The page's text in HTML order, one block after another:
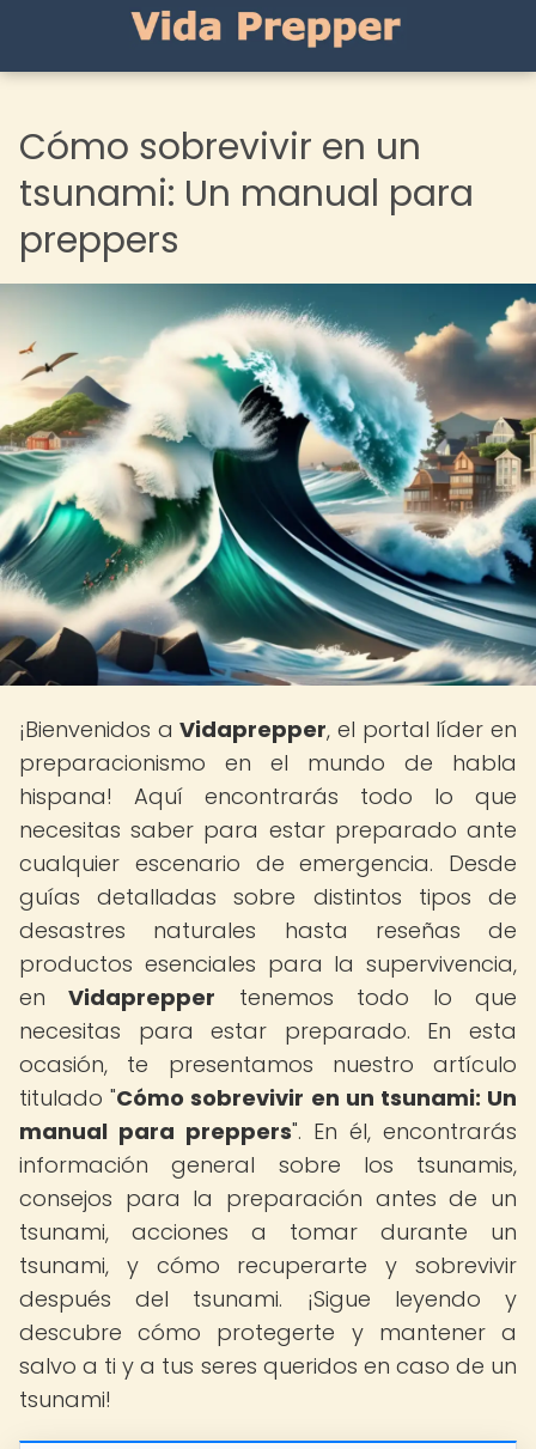
Cómo sobrevivir en un
tsunami: Un manual para
preppers
¡Bienvenidos aVidaprepper, el portal líder en
preparacionismo en el mundo de habla
hispana! Aquí encontrarás todo lo que
necesitas saber para estar preparado ante
cualquier escenario de emergencia. Desde
guías detalladas sobre distintos tipos de
desastres naturales hasta reseñas de
productos esenciales para la supervivencia,
enVidaprepper tenemos todo lo que
necesitas para estar preparado. En esta
ocasión, te presentamos nuestro artículo
titulado "Cómo sobrevivir en un tsunami: Un
manual para preppers". En él, encontrarás
información general sobre los tsunamis,
consejos para la preparación antes de un
tsunami, acciones a tomar durante un
tsunami, y cómo recuperarte y sobrevivir
después del tsunami. ¡Sigue leyendo y
descubre cómo protegerte y mantener a
salvo a ti y a tus seres queridos en caso de un
tsunami!